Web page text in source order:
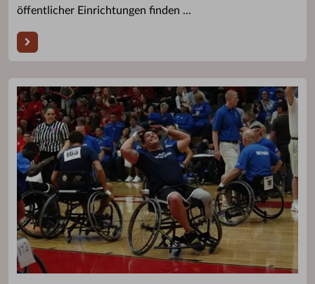
öffentlicher Einrichtungen finden ...